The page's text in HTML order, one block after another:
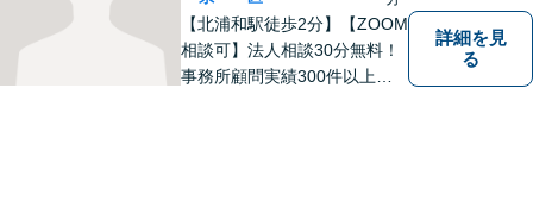
【北浦和駅徒歩2分】【ZOOM
相談可】法人相談30分無料！
事務所顧問実績300件以上！
詳細を見
る